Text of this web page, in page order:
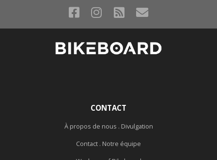
CONTACT
À propos de nous . Divulgation
Contact . Notre équipe